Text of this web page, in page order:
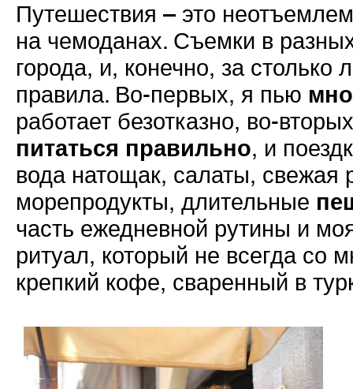
Путешествия – это
на чемоданах. Съемки в
города, и, конечно, за
правила. Во-первых, я пью
работает безотказно, во-
питаться правильно, и
вода натощак, салаты, свежая
морепродукты, длительные
часть ежедневной рутины и
ритуал, который не всегда со
крепкий кофе, сваренный в